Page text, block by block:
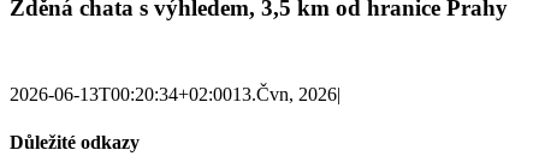
Zděná chata s výhledem, 3,5 km od hranice Prahy
2026-06-13T00:20:34+02:0013.Čvn, 2026|
Důležité odkazy